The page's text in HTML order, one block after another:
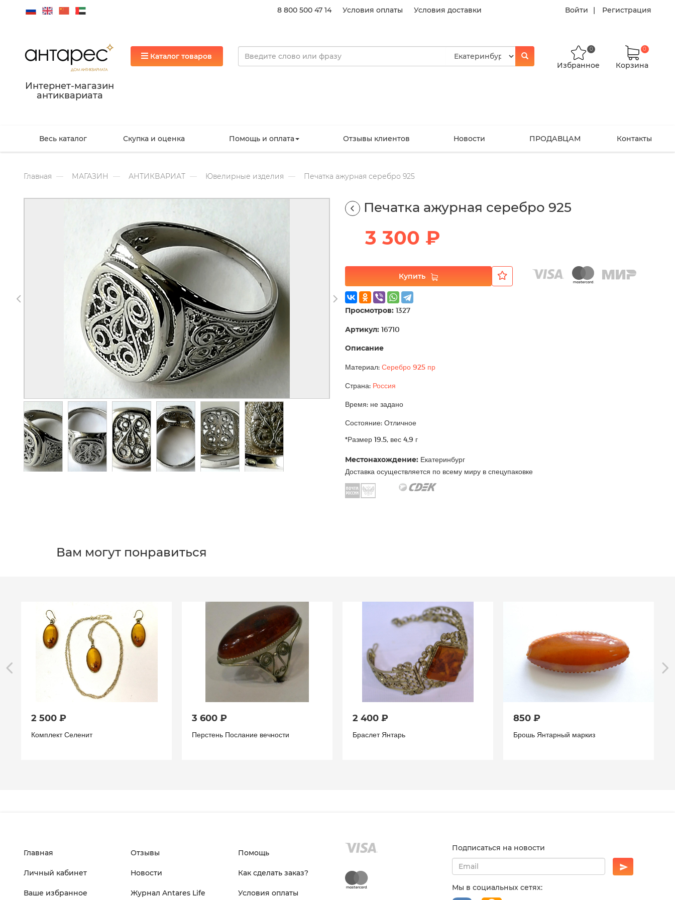
8 800 500 47 14 Условия оплаты Условия доставки Войти Регистрация
Интернет-магазин
антиквариата
Каталог товаров
Избранное
0
Корзина
0
Весь каталог Скупка и оценка Помощь и оплата Отзывы клиентов Новости ПРОДАВЦАМ Контакты
Главная МАГАЗИН АНТИКВАРИАТ Ювелирные изделия Печатка ажурная серебро 925
Печатка ажурная серебро 925
3 300 ₽
Купить
Просмотров: 1327
Артикул: 16710
Описание
Материал: Серебро 925 пр
Страна: Россия
Время: не задано
Состояние: Отличное
*Размер 19.5, вес 4,9 г
Местонахождение: Екатеринбург
Доставка осуществляется по всему миру в спецупаковке
Вам могут понравиться
2 500 ₽
Комплект Селенит
3 600 ₽
Перстень Послание вечности
2 400 ₽
Браслет Янтарь
850 ₽
Брошь Янтарный маркиз
Главная
Личный кабинет
Ваше избранное
Отзывы
Новости
Журнал Antares Life
Помощь
Как сделать заказ?
Условия оплаты
Подписаться на новости
Мы в социальных сетях: